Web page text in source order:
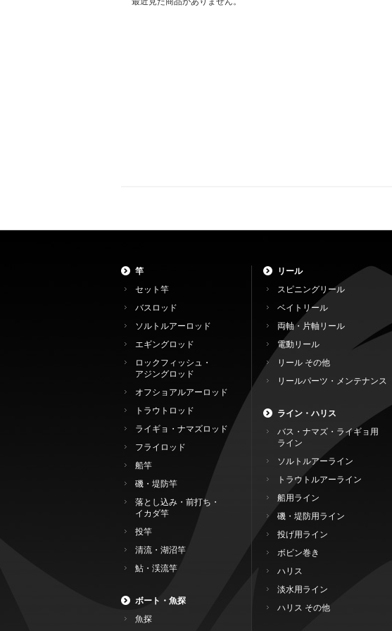
竿
セット竿
バスロッド
ソルトルアーロッド
エギングロッド
ロックフィッシュ・
アジングロッド
オフショアルアーロッド
トラウトロッド
ライギョ・ナマズロッド
フライロッド
船竿
磯・堤防竿
落とし込み・前打ち・
イカダ竿
投竿
清流・湖沼竿
鮎・渓流竿
ボート・魚探
魚探
リール
スピニングリール
ベイトリール
両軸・片軸リール
電動リール
リール その他
リールパーツ・メンテナンス
ライン・ハリス
バス・ナマズ・ライギョ用
ライン
ソルトルアーライン
トラウトルアーライン
船用ライン
磯・堤防用ライン
投げ用ライン
ボビン巻き
ハリス
淡水用ライン
ハリス その他